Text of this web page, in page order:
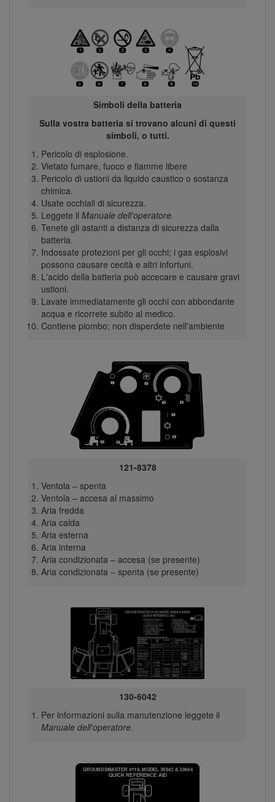
Simboli della batteria
Sulla vostra batteria si trovano alcuni di questi
simboli, o tutti.
Pericolo di esplosione.
Vietato fumare, fuoco e fiamme libere
Pericolo di ustioni da liquido caustico o sostanza
chimica.
Usate occhiali di sicurezza.
Leggete il Manuale dell'operatore.
Tenete gli astanti a distanza di sicurezza dalla
batteria.
Indossate protezioni per gli occhi; i gas esplosivi
possono causare cecità e altri infortuni.
L'acido della batteria può accecare e causare gravi
ustioni.
Lavate immediatamente gli occhi con abbondante
acqua e ricorrete subito al medico.
Contiene piombo; non disperdete nell'ambiente
121-8378
Ventola – spenta
Ventola – accesa al massimo
Aria fredda
Aria calda
Aria esterna
Aria interna
Aria condizionata – accesa (se presente)
Aria condizionata – spenta (se presente)
130-6042
Per informazioni sulla manutenzione leggete il
Manuale dell'operatore.